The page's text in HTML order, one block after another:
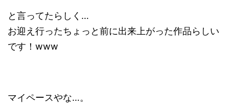
と言ってたらしく…
お迎え行ったちょっと前に出来上がった作品らしい
です！www
マイペースやな…。